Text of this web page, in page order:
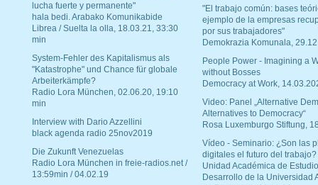
lucha fuerte y permanente"
hala bedi. Arabako Komunikabide
Librea / Suelta la olla, 18.03.21, 33:30
min
System-Fehler des Kapitalismus als
"Katastrophe" und Chance für globale
Arbeiterkämpfe?
Radio Lora München, 02.06.20, 19:10
min
Interview with Dario Azzellini
black agenda radio 25nov2019
Die Zukunft Venezuelas
Radio Lora München in freie-radios.net /
13:59min / 04.02.19
"El trabajo común: bases
ejemplo de la empresas
por sus trabajadores"
Demokrazia Komunala,
People Power - Imagining a
without Bosses
Democracy at Work,
Video: Panel „Alternative
Alternatives to Democracy“
Rosa Luxemburgo Stiftung,
Vídeo - Seminario: ¿Son las
digitales el futuro del trabajo?
Unidad Académica de
Desarrollo de la Universidad